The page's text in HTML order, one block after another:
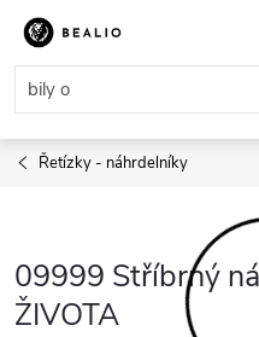
Přejít
obsah
Řetízky - náhrdelníky
09999 Stříbrný
ŽIVOTA